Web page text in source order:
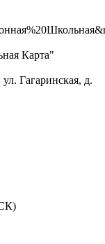
Карта"
Гагаринская, д.